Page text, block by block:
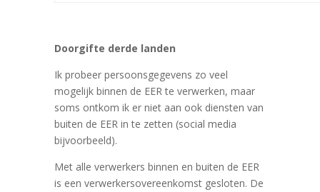
Doorgifte derde landen
Ik probeer persoonsgegevens zo veel
mogelijk binnen de EER te verwerken, maar
soms ontkom ik er niet aan ook diensten van
buiten de EER in te zetten (social media
bijvoorbeeld).
Met alle verwerkers binnen en buiten de EER
is een verwerkersovereenkomst gesloten. De